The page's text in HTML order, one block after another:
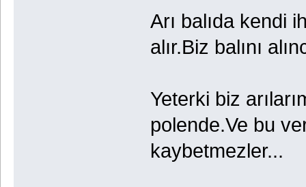
Arı balıda kendi
alır.Biz balını
Yeterki biz
polende.Ve bu
kaybetmezler...